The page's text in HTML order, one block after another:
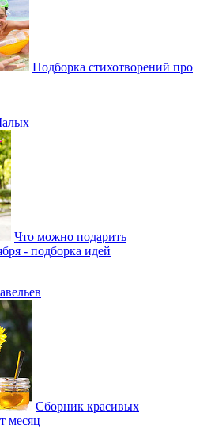
Подборка стихотворений про
Что можно подарить
- подборка идей
Сборник красивых
месяц